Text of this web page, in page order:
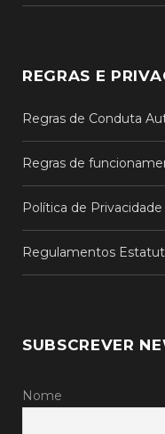
REGRAS E
Regras de Conduta
Regras de
Política de Privacidade
Regulamentos
SUBSCREVER
Nome